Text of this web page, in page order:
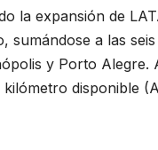
la expansión de
sumándose a las
y Porto Alegre.
disponible